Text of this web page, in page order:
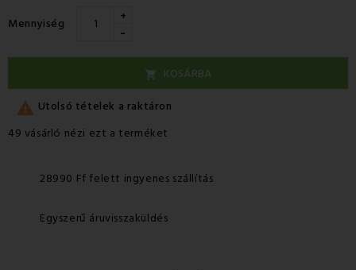
Mennyiség +
-
 KOSÁRBA
 Utolsó tételek a raktáron
49 vásárló nézi ezt a terméket
28990 Ff felett ingyenes szállítás
Egyszerű áruvisszaküldés